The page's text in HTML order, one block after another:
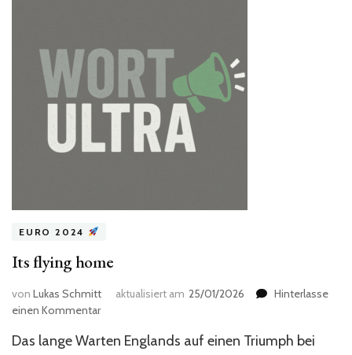
EURO 2024
Its flying home
von Lukas Schmitt aktualisiert am 25/01/2026
Hinterlasse
einen Kommentarzu
flying
Das lange Warten Englands auf einen Triumph bei